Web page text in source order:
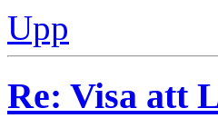
Upp
Re: Visa att